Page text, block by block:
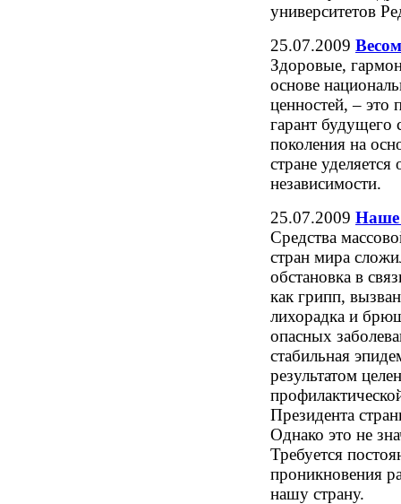
университетов
25.07.2009
Здоровые,
основе
ценностей, – это
гарант
поколения на
стране
независимости.
25.07.2009 Наше
Средства
стран мира
обстановка в
как грипп,
лихорадка и
опасных
стабильная
результатом
Президента
Однако это не
Требуется
проникновения
нашу страну.